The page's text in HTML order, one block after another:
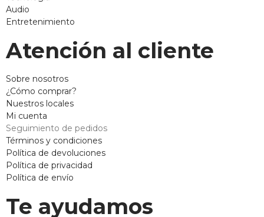
Audio
Entretenimiento
Atención al cliente
Sobre nosotros
¿Cómo comprar?
Nuestros locales
Mi cuenta
Seguimiento de pedidos
Términos y condiciones
Política de devoluciones
Política de privacidad
Política de envío
Te ayudamos